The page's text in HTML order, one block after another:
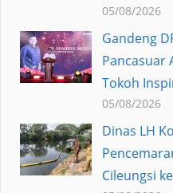
05/08/2026
Gandeng
Pancasuar
Tokoh
05/08/2026
Dinas LH
Cileungsi